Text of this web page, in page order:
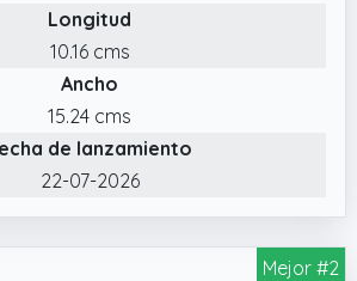
cargador inalámbrico, que
dos dispositivos al mismo
inalámbrico es
la mayoría de los teléfonos
Note 10 / Note 9 / Note 8
etc.
Longitud
10.16 cms
Ancho
15.24 cms
de lanzamiento
22-07-2026
Mejor #2